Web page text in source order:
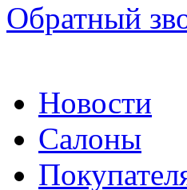
Обратный
Новости
Салоны